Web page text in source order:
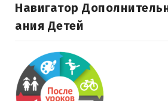
Навигатор
Ания Детей